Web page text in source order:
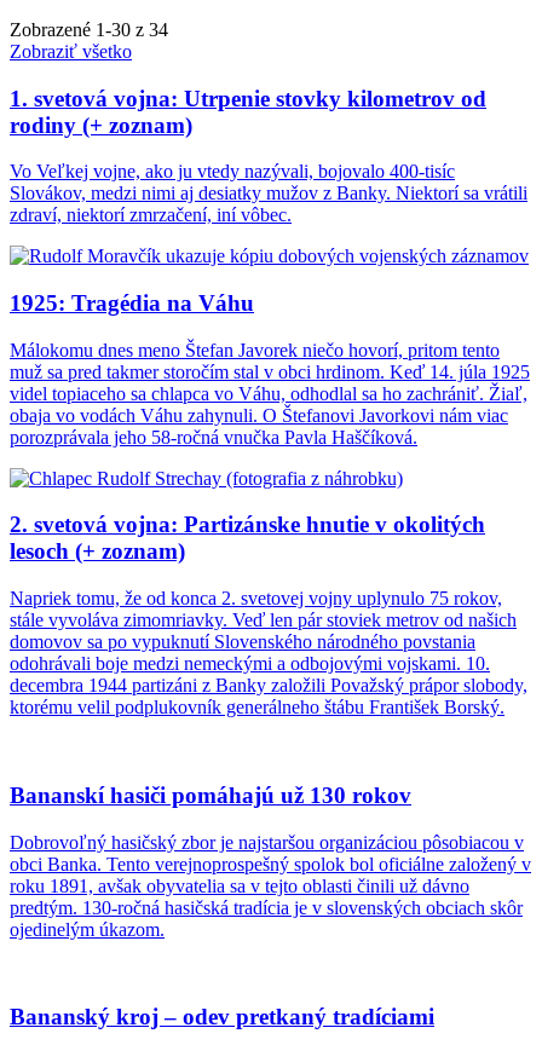
Zobrazené 1-30 z 34
Zobraziť všetko
1. svetová vojna: Utrpenie stovky kilometrov od
rodiny (+ zoznam)
Vo Veľkej vojne, ako ju vtedy nazývali, bojovalo 400-tisíc
Slovákov, medzi nimi aj desiatky mužov z Banky. Niektorí sa vrátili
zdraví, niektorí zmrzačení, iní vôbec.
1925: Tragédia na Váhu
Málokomu dnes meno Štefan Javorek niečo hovorí, pritom tento
muž sa pred takmer storočím stal v obci hrdinom. Keď 14. júla 1925
videl topiaceho sa chlapca vo Váhu, odhodlal sa ho zachrániť. Žiaľ,
obaja vo vodách Váhu zahynuli. O Štefanovi Javorkovi nám viac
porozprávala jeho 58-ročná vnučka Pavla Haščíková.
2. svetová vojna: Partizánske hnutie v okolitých
lesoch (+ zoznam)
Napriek tomu, že od konca 2. svetovej vojny uplynulo 75 rokov,
stále vyvoláva zimomriavky. Veď len pár stoviek metrov od našich
domovov sa po vypuknutí Slovenského národného povstania
odohrávali boje medzi nemeckými a odbojovými vojskami. 10.
decembra 1944 partizáni z Banky založili Považský prápor slobody,
ktorému velil podplukovník generálneho štábu František Borský.
Bananskí hasiči pomáhajú už 130 rokov
Dobrovoľný hasičský zbor je najstaršou organizáciou pôsobiacou v
obci Banka. Tento verejnoprospešný spolok bol oficiálne založený v
roku 1891, avšak obyvatelia sa v tejto oblasti činili už dávno
predtým. 130-ročná hasičská tradícia je v slovenských obciach skôr
ojedinelým úkazom.
Bananský kroj – odev pretkaný tradíciami